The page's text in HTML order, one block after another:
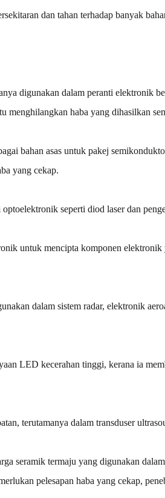
dan tahan terhadap banyak
digunakan dalam peranti elektronik
haba yang dihasilkan
bahan asas untuk pakej
yang cekap.
seperti diod laser dan
untuk mencipta komponen
dalam sistem radar, elektronik
LED kecerahan tinggi, kerana ia
terutamanya dalam transduser
seramik termaju yang digunakan
pelesapan haba yang cekap,